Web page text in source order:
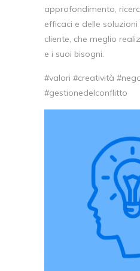
approfondimento,
efficaci e delle soluzioni
cliente, che meglio
e i suoi bisogni.
#valori #creatività
#gestionedelconflitto